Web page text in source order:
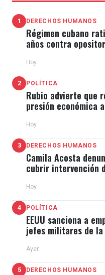
1 DERECHOS HUMANOS
Régimen cubano
años contra
Hoy
2 POLÍTICA
Rubio advierte que
presión económica
Hoy
3 DERECHOS HUMANOS
Camila Acosta
cubrir intervención
Hoy
4 POLÍTICA
EEUU sanciona a
jefes militares de
Ayer
5 DERECHOS HUMANOS